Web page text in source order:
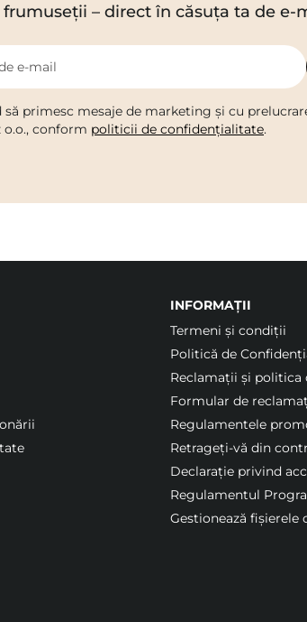
frumuseții – direct în căsuța ta de e-
e-mail
să primesc mesaje de marketing și cu
o.o., conform politicii de confidențialitate.
INFORMAȚII
Termeni şi condiții
Politică de
Reclamații și politica
Formular de
Regulamentele
Retrageți-vă din
Declarație privind
Regulamentul
Gestionează fișierele